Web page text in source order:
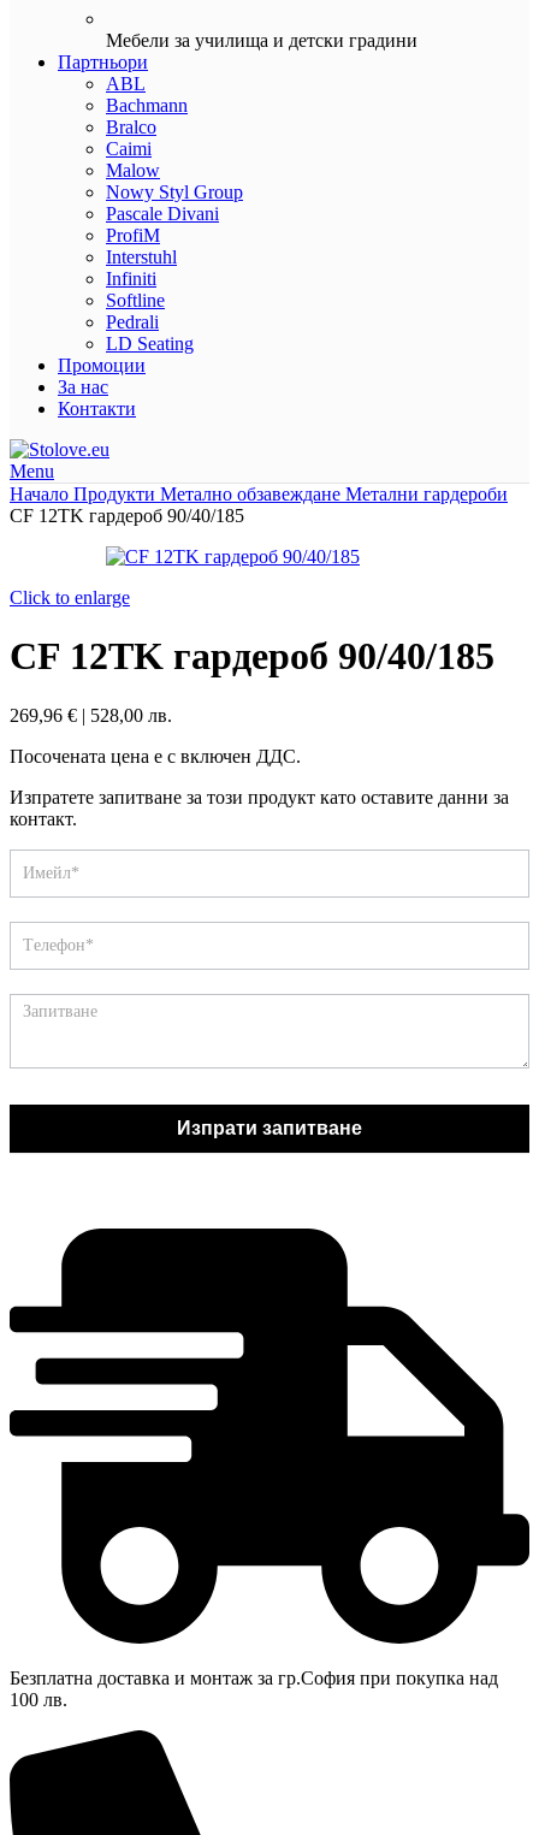
Мебели за училища и детски градини
Партньори
ABL
Bachmann
Bralco
Caimi
Malow
Nowy Styl Group
Pascale Divani
ProfiM
Interstuhl
Infiniti
Softline
Pedrali
LD Seating
Промоции
За нас
Контакти
Menu
Начало Продукти Метално обзавеждане Метални гардероби
CF 12TK гардероб 90/40/185
Click to enlarge
CF 12TK гардероб 90/40/185
269,96 € | 528,00 лв.
Посочената цена е с включен ДДС.
Изпратете запитване за този продукт като оставите данни за
контакт.
Изпрати запитване
you
are
human,
leave
this
field
blank.
Безплатна доставка и монтаж за гр.София при покупка над
100 лв.